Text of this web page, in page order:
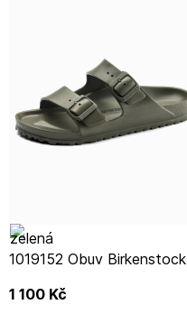
1019152 Obuv Birkenstock
1 100 Kč